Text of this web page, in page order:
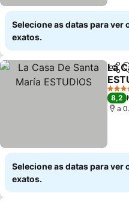
Selecione as datas para ver
exatos.
La
4
8,2
a
Selecione as datas para ver
exatos.